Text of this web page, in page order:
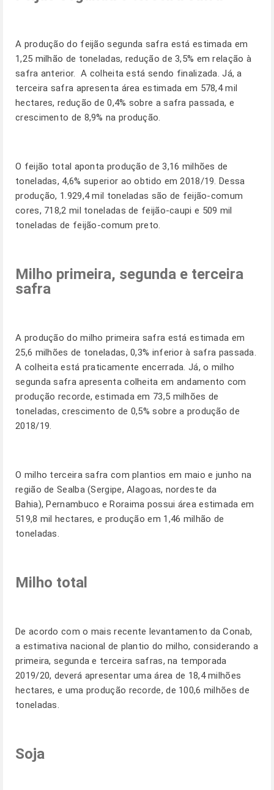
A produção do feijão segunda safra está estimada em
1,25 milhão de toneladas, redução de 3,5% em relação à
safra anterior. A colheita está sendo finalizada. Já, a
terceira safra apresenta área estimada em 578,4 mil
hectares, redução de 0,4% sobre a safra passada, e
crescimento de 8,9% na produção.
O feijão total aponta produção de 3,16 milhões de
toneladas, 4,6% superior ao obtido em 2018/19. Dessa
produção, 1.929,4 mil toneladas são de feijão-comum
cores, 718,2 mil toneladas de feijão-caupi e 509 mil
toneladas de feijão-comum preto.
Milho primeira, segunda e terceira
safra
A produção do milho primeira safra está estimada em
25,6 milhões de toneladas, 0,3% inferior à safra passada.
A colheita está praticamente encerrada. Já, o milho
segunda safra apresenta colheita em andamento com
produção recorde, estimada em 73,5 milhões de
toneladas, crescimento de 0,5% sobre a produção de
2018/19.
O milho terceira safra com plantios em maio e junho na
região de Sealba (Sergipe, Alagoas, nordeste da
Bahia), Pernambuco e Roraima possui área estimada em
519,8 mil hectares, e produção em 1,46 milhão de
toneladas.
Milho total
De acordo com o mais recente levantamento da Conab,
a estimativa nacional de plantio do milho, considerando a
primeira, segunda e terceira safras, na temporada
2019/20, deverá apresentar uma área de 18,4 milhões
hectares, e uma produção recorde, de 100,6 milhões de
toneladas.
Soja